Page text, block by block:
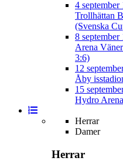
4 september
Trollhättan
(Svenska
8 september
Arena
3:6)
12
Åby
15
Hydro
Herrar
Damer
Herrar